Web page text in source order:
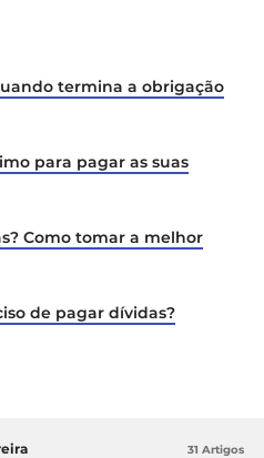
termina a obrigação
para pagar as suas
Como tomar a melhor
de pagar dívidas?
31 Artigos